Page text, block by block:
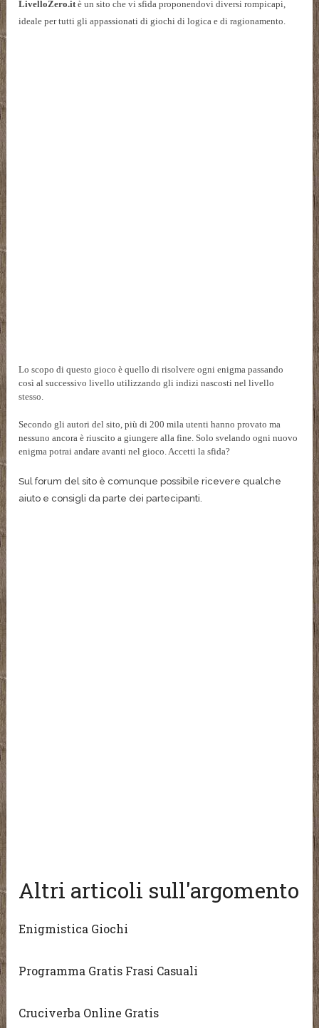
LivelloZero.itè un sito che vi sfida proponendovi diversi rompicapi,
ideale per tutti gli appassionati di giochi di logica e di ragionamento.
Lo scopo di questo gioco è quello di risolvere ogni enigma passando
così al successivo livello utilizzando gli indizi nascosti nel livello
stesso.
Secondo gli autori del sito, più di 200 mila utenti hanno provato ma
nessuno ancora è riuscito a giungere alla fine. Solo svelando ogni nuovo
enigma potrai andare avanti nel gioco. Accetti la sfida?
Sul forum del sito è comunque possibile ricevere qualche
aiuto e consigli da parte dei partecipanti.
Altri articoli sull'argomento
Enigmistica Giochi
Programma Gratis Frasi Casuali
Cruciverba Online Gratis